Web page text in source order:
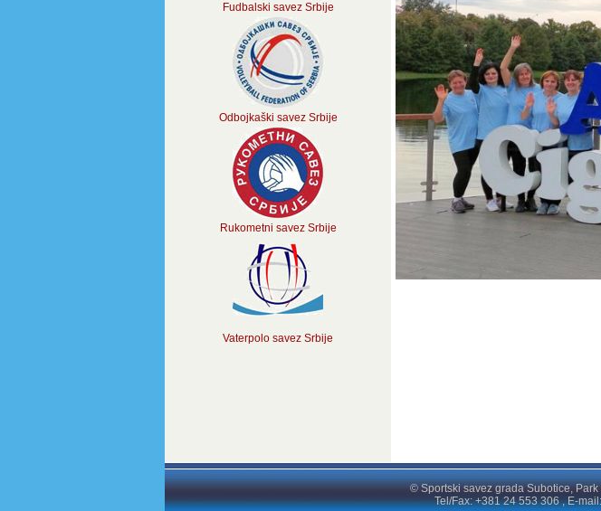
Fudbalski savez Srbije
Odbojkaški savez Srbije
Rukometni savez Srbije
Vaterpolo savez Srbije
© Sportski savez grada Subotice,
Tel/Fax: +381 24 553 306 , E-